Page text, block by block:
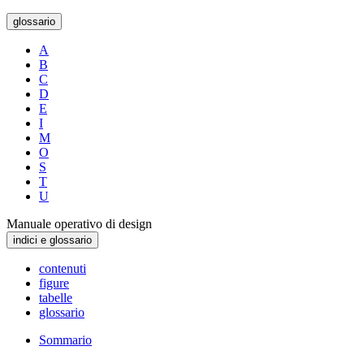
glossario
A
B
C
D
E
I
M
O
S
T
U
Manuale operativo di design
indici e glossario
contenuti
figure
tabelle
glossario
Sommario